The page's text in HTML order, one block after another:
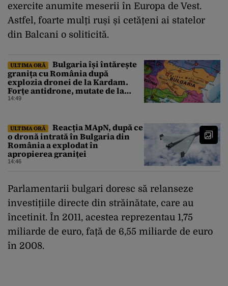
exercite anumite meserii în Europa de Vest.
Astfel, foarte mulți ruși și cetățeni ai statelor
din Balcani o soliticită.
ULTIMA ORĂ
Bulgaria își întărește
granița cu România după
explozia dronei de la Kardam.
Forțe antidrone, mutate de la
frontiera cu Turcia
14:49
ULTIMA ORĂ
Reacția MApN, după ce
o dronă intrată în Bulgaria din
România a explodat în
apropierea graniței
14:46
Parlamentarii bulgari doresc să relanseze
investițiile directe din străinătate, care au
încetinit. În 2011, acestea reprezentau 1,75
miliarde de euro, față de 6,55 miliarde de euro
în 2008.